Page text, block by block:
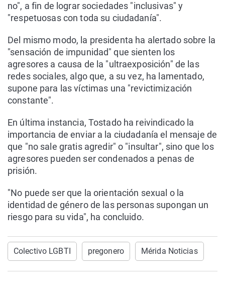
no", a fin de lograr sociedades "inclusivas" y
"respetuosas con toda su ciudadanía".
Del mismo modo, la presidenta ha alertado sobre la
"sensación de impunidad" que sienten los
agresores a causa de la "ultraexposición" de las
redes sociales, algo que, a su vez, ha lamentado,
supone para las víctimas una "revictimización
constante".
En última instancia, Tostado ha reivindicado la
importancia de enviar a la ciudadanía el mensaje de
que "no sale gratis agredir" o "insultar", sino que los
agresores pueden ser condenados a penas de
prisión.
"No puede ser que la orientación sexual o la
identidad de género de las personas supongan un
riesgo para su vida", ha concluido.
Colectivo LGBTI pregonero Mérida Noticias